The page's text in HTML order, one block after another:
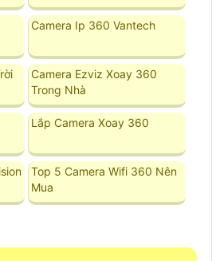
Camera Ip 360 Vantech
Camera Ezviz Xoay 360
Trong Nhà
Lắp Camera Xoay 360
Top 5 Camera Wifi 360 Nên
Mua